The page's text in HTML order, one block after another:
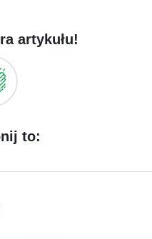
artykułu!
to: